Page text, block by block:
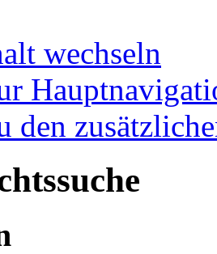
wechseln
den